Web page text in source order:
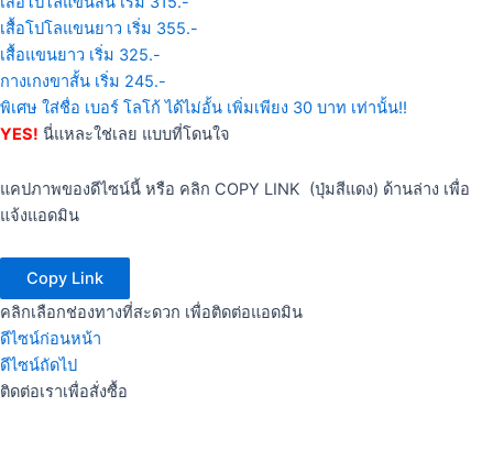
เสื้อโปโลแขนยาว เริ่ม 355.-
เสื้อแขนยาว เริ่ม 325.-
กางเกงขาสั้น เริ่ม 245.-
พิเศษ ใส่ชื่อ เบอร์ โลโก้ ได้ไม่อั้น เพิ่มเพียง 30 บาท เท่านั้น!!
YES! นี่แหละใช่เลย แบบที่โดนใจ
แคปภาพของดีไซน์นี้ หรือ คลิก COPY LINK (ปุ่มสีแดง) ด้านล่าง เพื่อ
แจ้งแอดมิน
Copy Link
คลิกเลือกช่องทางที่สะดวก เพื่อติดต่อแอดมิน
ดีไซน์ก่อนหน้า
ดีไซน์ถัดไป
ติดต่อเราเพื่อสั่งซื้อ